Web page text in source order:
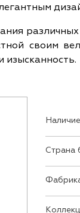
своим
изысканность.
Страна